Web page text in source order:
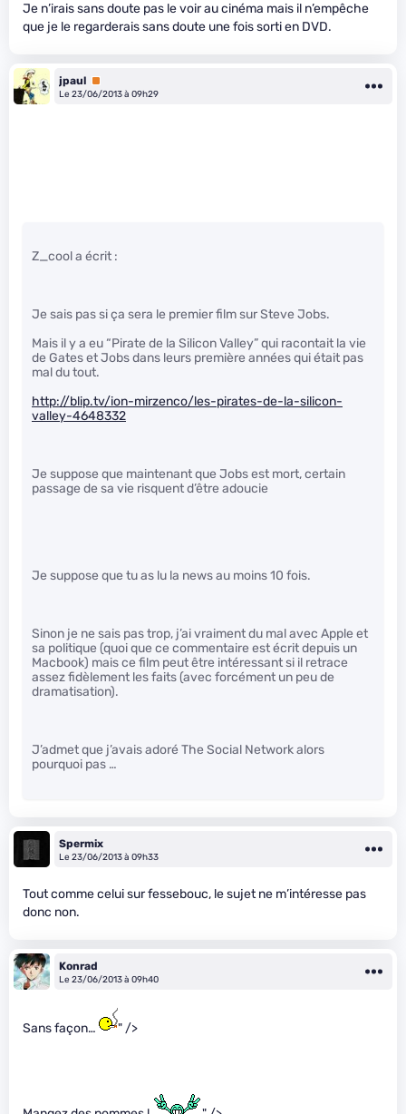
Je n’irais sans doute pas le voir au cinéma mais il n’empêche
que je le regarderais sans doute une fois sorti en DVD.
jpaul Premium
Le 23/06/2013 à 09h29
Z_cool a écrit :
Je sais pas si ça sera le premier film sur Steve Jobs.
Mais il y a eu “Pirate de la Silicon Valley” qui racontait la vie
de Gates et Jobs dans leurs première années qui était pas
mal du tout.
http://blip.tv/ion-mirzenco/les-pirates-de-la-silicon-
valley-4648332
Je suppose que maintenant que Jobs est mort, certain
passage de sa vie risquent d’être adoucie
Je suppose que tu as lu la news au moins 10 fois.
Sinon je ne sais pas trop, j’ai vraiment du mal avec Apple et
sa politique (quoi que ce commentaire est écrit depuis un
Macbook) mais ce film peut être intéressant si il retrace
assez fidèlement les faits (avec forcément un peu de
dramatisation).
J’admet que j’avais adoré The Social Network alors
pourquoi pas …
Spermix
Le 23/06/2013 à 09h33
Tout comme celui sur fessebouc, le sujet ne m’intéresse pas
donc non.
Konrad
Le 23/06/2013 à 09h40
Sans façon… " />